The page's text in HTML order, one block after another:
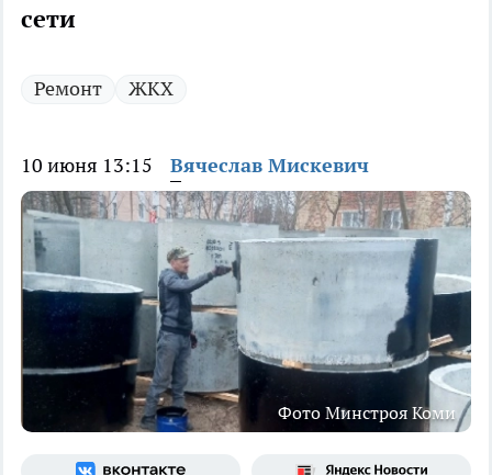
сети
Ремонт ЖКХ
10 июня 13:15 Вячеслав Мискевич
Фото Минстроя Коми